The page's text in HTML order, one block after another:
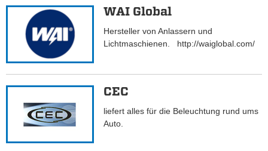
WAI Global
Hersteller von Anlassern und
Lichtmaschienen. http://waiglobal.com/
CEC
liefert alles für die Beleuchtung rund ums
Auto.